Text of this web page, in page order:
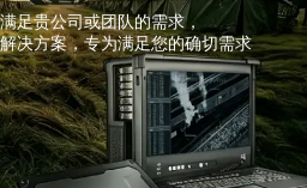
足贵公司或团队的需求，
决方案，专为满足您的确切需求